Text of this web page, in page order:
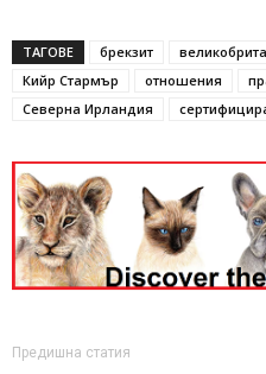
ТАГОВЕ брекзит
Кийр Стармър
отношения
Северна Ирландия
Предишна статия